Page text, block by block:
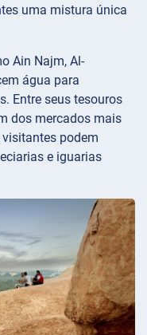
uma mistura única
Ain Najm, Al-
água para
Entre seus tesouros
dos mercados mais
podem
e iguarias